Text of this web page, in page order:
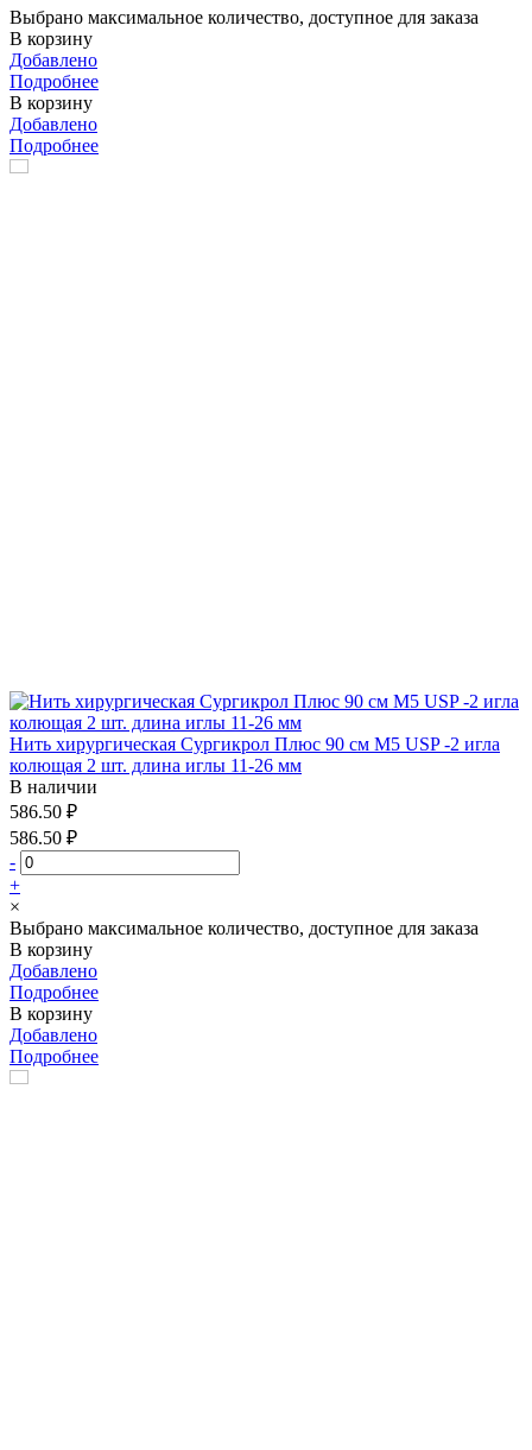
Выбрано максимальное количество, доступное для заказа
В корзину
Добавлено
Подробнее
В корзину
Добавлено
Подробнее
Нить хирургическая Сургикрол Плюс 90 см М5 USP -2 игла
колющая 2 шт. длина иглы 11-26 мм
В наличии
586.50 ₽
586.50 ₽
-
+
×
Выбрано максимальное количество, доступное для заказа
В корзину
Добавлено
Подробнее
В корзину
Добавлено
Подробнее